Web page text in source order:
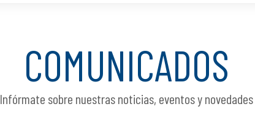
COMUNICADOS
Infórmate sobre nuestras noticias, eventos y novedades